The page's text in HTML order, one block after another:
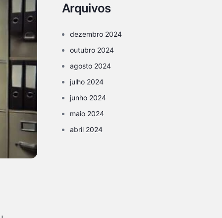
Arquivos
dezembro 2024
outubro 2024
agosto 2024
julho 2024
junho 2024
maio 2024
abril 2024